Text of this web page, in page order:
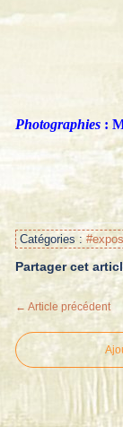
Photographies :
Catégories :
Partager cet
← Article précédent